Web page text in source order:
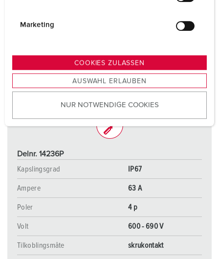
s
u
w
Marketing
COOKIES ZULASSEN
AUSWAHL ERLAUBEN
NUR NOTWENDIGE COOKIES
Delnr. 14236P
Kapslingsgrad
IP67
Ampere 63 A
Poler 4 p
Volt 600 - 690 V
Tilkoblingsmåte skrukontakt